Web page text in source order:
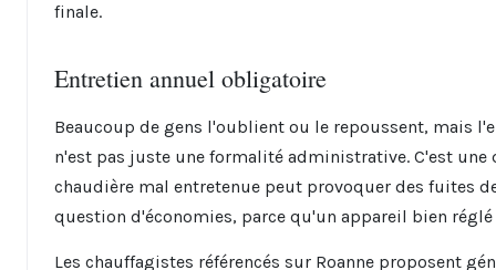
finale.
Entretien annuel obligatoire
Beaucoup de gens l'oublient ou le repoussent, mais
n'est pas juste une formalité administrative. C'est
chaudière mal entretenue peut provoquer des fuites
question d'économies, parce qu'un appareil bien
Les chauffagistes référencés sur Roanne proposent